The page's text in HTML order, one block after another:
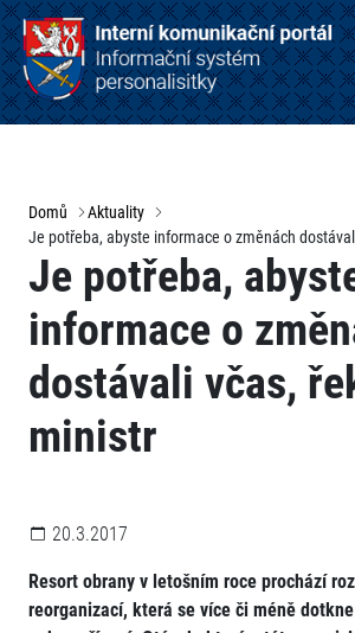
Domů
Aktuality
Je potřeba, abyste informace o změnách
Je potřeba,
informace o
dostávali včas,
ministr
20.3.2017
Resort obrany v letošním roce prochází
reorganizací, která se více či méně